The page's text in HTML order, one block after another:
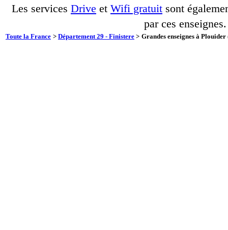
Les services Drive et Wifi gratuit sont
par ces enseignes.
Toute la France > Département 29 - Finistere > Grandes enseignes à